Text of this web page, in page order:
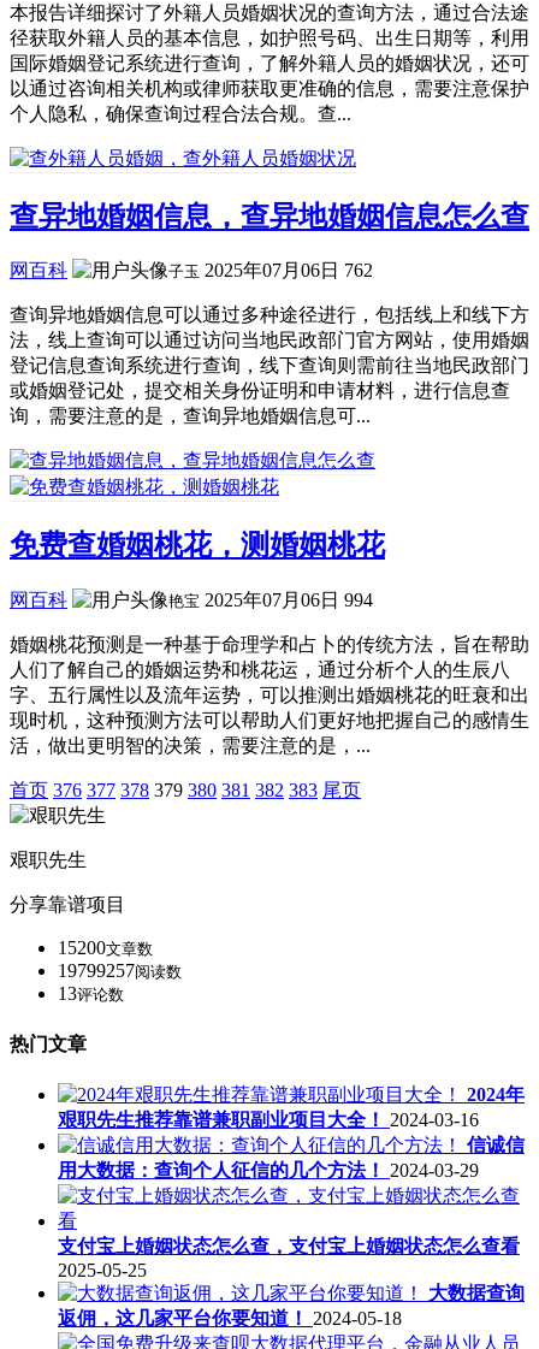
本报告详细探讨了外籍人员婚姻状况的查询方法，通过合法途
径获取外籍人员的基本信息，如护照号码、出生日期等，利用
国际婚姻登记系统进行查询，了解外籍人员的婚姻状况，还可
以通过咨询相关机构或律师获取更准确的信息，需要注意保护
个人隐私，确保查询过程合法合规。查...
查异地婚姻信息，查异地婚姻信息怎么查
网百科 子玉 2025年07月06日 762
查询异地婚姻信息可以通过多种途径进行，包括线上和线下方
法，线上查询可以通过访问当地民政部门官方网站，使用婚姻
登记信息查询系统进行查询，线下查询则需前往当地民政部门
或婚姻登记处，提交相关身份证明和申请材料，进行信息查
询，需要注意的是，查询异地婚姻信息可...
免费查婚姻桃花，测婚姻桃花
网百科 艳宝 2025年07月06日 994
婚姻桃花预测是一种基于命理学和占卜的传统方法，旨在帮助
人们了解自己的婚姻运势和桃花运，通过分析个人的生辰八
字、五行属性以及流年运势，可以推测出婚姻桃花的旺衰和出
现时机，这种预测方法可以帮助人们更好地把握自己的感情生
活，做出更明智的决策，需要注意的是，...
首页 376 377 378 379 380 381 382 383 尾页
艰职先生
分享靠谱项目
15200文章数
19799257阅读数
13评论数
热门文章
2024年
艰职先生推荐靠谱兼职副业项目大全！
2024-03-16
信诚信
用大数据：查询个人征信的几个方法！
2024-03-29
支付宝上婚姻状态怎么查，支付宝上婚姻状态怎么查看
2025-05-25
大数据查询
返佣，这几家平台你要知道！
2024-05-18